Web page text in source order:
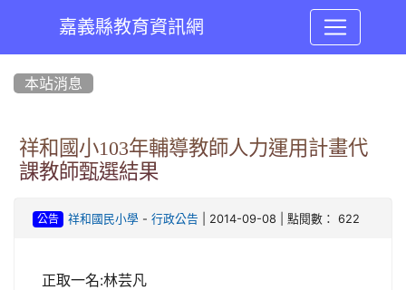
嘉義縣教育資訊網
本站消息
祥和國小103年輔導教師人力運用計畫代
課教師甄選結果
公告 祥和國民小學- 行政公告 | 2014-09-08 | 點閱數： 622
正取一名:林芸凡